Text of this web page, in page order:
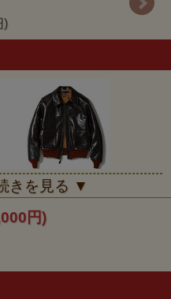
)
ミリタリー系のジャケットは本
よんでいます。それはラベル、
ナー 、などはもとより一つ々
ます。それはBUZZ
の劇中でスティーブ・マック
は1993年大空に向か
きを見る ▼
円)